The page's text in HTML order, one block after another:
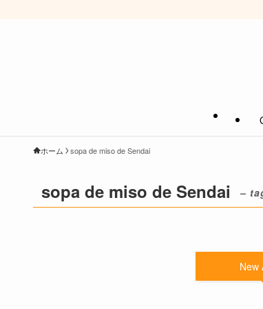
ホーム sopa de miso de Sendai
sopa de miso de Sendai –
New